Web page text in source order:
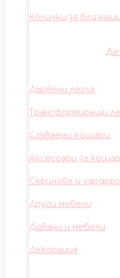
Колички за
Дървени легла
Трансформиращи
Сгъваеми кошари
Аксесоари за
Скринове и
Други мебели
Дивани и мебели
Декорация